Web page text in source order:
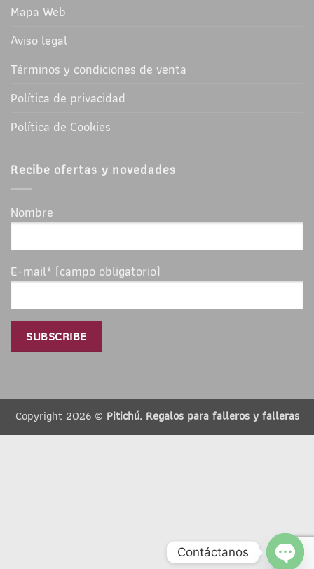
Mapa Web
Aviso legal
Términos y condiciones de venta
Política de privacidad
Política de Cookies
Recibe ofertas y novedades
Nombre
E-mail* (campo obligatorio)
Copyright 2026 © Pitichú. Regalos para falleros y falleras
Contáctanos